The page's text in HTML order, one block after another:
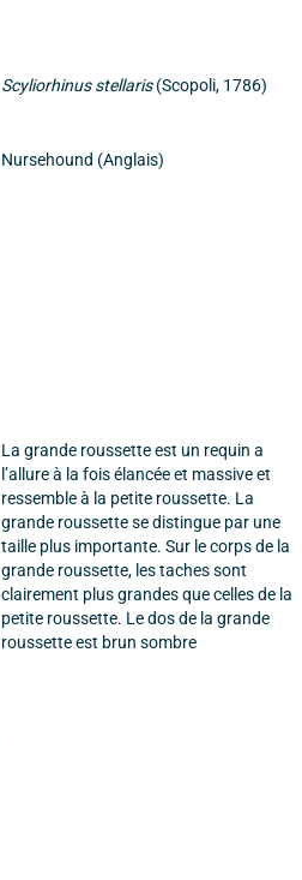
Scyliorhinus stellaris(Scopoli, 1786)
Nursehound (Anglais)
La grande roussette est un requin a
l’allure à la fois élancée et massive et
ressemble à la petite roussette. La
grande roussette se distingue par une
taille plus importante. Sur le corps de la
grande roussette, les taches sont
clairement plus grandes que celles de la
petite roussette. Le dos de la grande
roussette est brun sombre